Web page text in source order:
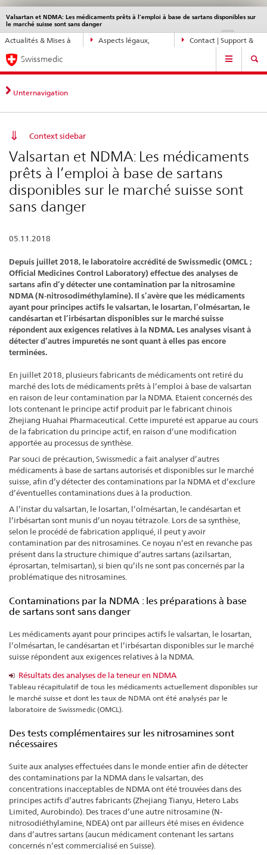
Navigation
directe:
actualités,
bases
juridiques,
contact
Actualités & Mises à
Aspects légaux,
Contact | Support &
Valsartan et NDMA: Les médicaments prêts à l’emploi à base de sartans disponibles sur
le marché suisse sont sans danger
DE EN
Service
navigation
Navigation
Swissmedic
Unternavigation
Context sidebar
Valsartan et NDMA: Les médicaments
prêts à l’emploi à base de sartans
disponibles sur le marché suisse sont
sans danger
05.11.2018
Depuis juillet 2018, le laboratoire accrédité de Swissmedic (OMCL ;
Official Medicines Control Laboratory) effectue des analyses de
sartans afin d’y détecter une contamination par la nitrosamine
NDMA (N-nitrosodiméthylamine). Il s’avère que les médicaments
ayant pour principes actifs le valsartan, le losartan, l’olmésartan, le
candésartan et l’irbésartan disponibles sur le marché suisse
répondent aux exigences relatives à la NDMA. Les analyses visant à
détecter d’autres impuretés ne sont quant à elles pas encore
terminées.
En juillet 2018, plusieurs fabricants de médicaments ont retiré du
marché des lots de médicaments prêts à l’emploi à base de valsartan
en raison de leur contamination par la NDMA. Etaient concernés des
lots contenant le principe actif produit par le fabricant chinois
Zhejiang Huahai Pharmaceutical. Cette impureté est apparue au cours
de la fabrication du principe actif, en raison d’une modification
apportée au processus de synthèse.
Par souci de précaution, Swissmedic a fait analyser d’autres
médicaments à base de sartans autorisés et disponibles sur le marché
suisse, afin d’y détecter des contaminations par la NDMA et d’exclure
d’éventuelles contaminations dues à la production.
A l’instar du valsartan, le losartan, l’olmésartan, le candésartan et
l’irbésartan sont munis d’un noyau tétrazole. Lors de sa synthèse,
selon le procédé de fabrication appliqué, il peut y avoir
contamination par des nitrosamines. Ce noyau n’est en revanche pas
présent dans la structure chimique d’autres sartans (azilsartan,
éprosartan, telmisartan), si bien qu’ils ne sont pas concernés par la
problématique des nitrosamines.
Contaminations par la NDMA : les préparations à base
de sartans sont sans danger
Les médicaments ayant pour principes actifs le valsartan, le losartan,
l’olmésartan, le candésartan et l’irbésartan disponibles sur le marché
suisse répondent aux exigences relatives à la NDMA.
Résultats des analyses de la teneur en NDMA
Tableau récapitulatif de tous les médicaments actuellement disponibles sur
le marché suisse et dont les taux de NDMA ont été analysés par le
laboratoire de Swissmedic (OMCL).
Des tests complémentaires sur les nitrosamines sont
nécessaires
Suite aux analyses effectuées dans le monde entier afin de détecter
des contaminations par la NDMA dans le valsartan, des
concentrations inacceptables de NDMA ont été trouvées dans des
principes actifs d’autres fabricants (Zhejiang Tianyu, Hetero Labs
Limited, Aurobindo). Des traces d’une autre nitrosamine (N-
nitrosodiéthylamine, NDEA) ont par ailleurs été mises en évidence
dans d’autres sartans (aucun médicament contenant les sartans
concernés n’est commercialisé en Suisse).